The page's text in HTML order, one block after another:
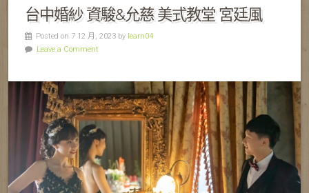
台中婚紗 資駿&允慈 美式教堂 宮廷風
Posted on 7 12 月, 2023 by learn04
Leave a Comment